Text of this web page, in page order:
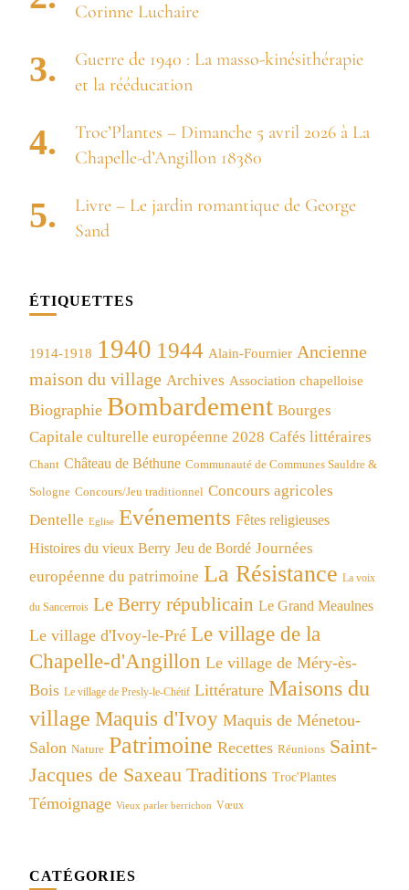
Corinne Luchaire
Guerre de 1940 : La masso-kinésithérapie
et la rééducation
Troc’Plantes – Dimanche 5 avril 2026 à La
Chapelle-d’Angillon 18380
Livre – Le jardin romantique de George
Sand
ÉTIQUETTES
1914-1918 1940 1944 Alain-Fournier Ancienne
maison du village Archives Association chapelloise
Biographie Bombardement Bourges
Capitale culturelle européenne 2028 Cafés littéraires
Chant Château de Béthune Communauté de Communes Sauldre &
Sologne Concours/Jeu traditionnel Concours agricoles
Dentelle Eglise Evénements Fêtes religieuses
Histoires du vieux Berry Jeu de Bordé Journées
européenne du patrimoine La Résistance La voix
du Sancerrois Le Berry républicain Le Grand Meaulnes
Le village d'Ivoy-le-Pré Le village de la
Chapelle-d'Angillon Le village de Méry-ès-
Bois Le village de Presly-le-Chétif Littérature Maisons du
village Maquis d'Ivoy Maquis de Ménetou-
Salon Nature Patrimoine Recettes Réunions Saint-
Jacques de Saxeau Traditions Troc'Plantes
Témoignage Vieux parler berrichon Vœux
CATÉGORIES